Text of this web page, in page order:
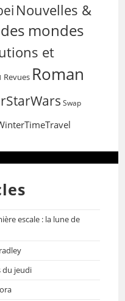
Nouvelles &
mondes
et
Revues Roman
Swap
escale : la lune de
du jeudi